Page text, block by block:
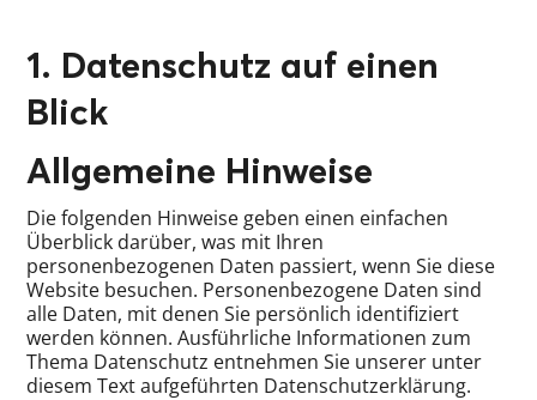
1. Datenschutz auf einen
Blick
Allgemeine Hinweise
Die folgenden Hinweise geben einen einfachen
Überblick darüber, was mit Ihren
personenbezogenen Daten passiert, wenn Sie diese
Website besuchen. Personenbezogene Daten sind
alle Daten, mit denen Sie persönlich identifiziert
werden können. Ausführliche Informationen zum
Thema Datenschutz entnehmen Sie unserer unter
diesem Text aufgeführten Datenschutzerklärung.